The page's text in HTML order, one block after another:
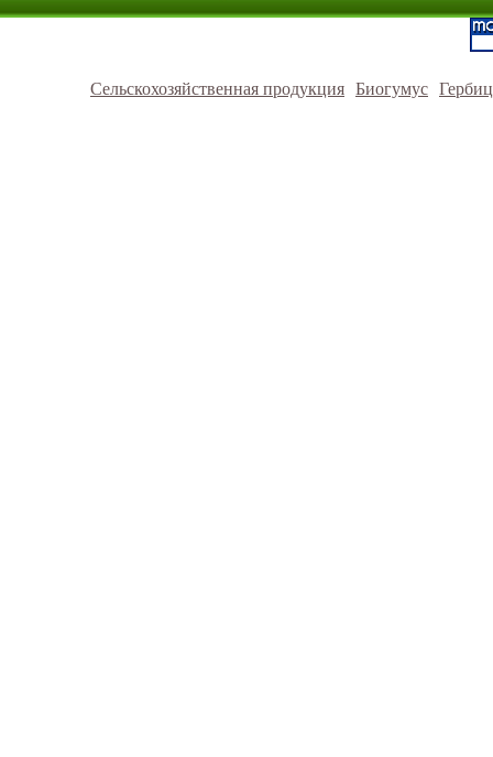
Сельскохозяйственная продукция Биогумус